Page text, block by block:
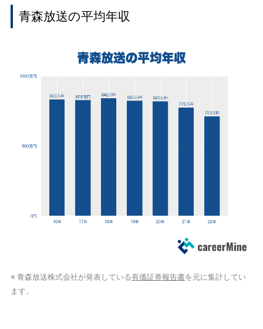
青森放送の平均年収
※ 青森放送株式会社が発表している有価証券報告書を元に集計してい
ます。